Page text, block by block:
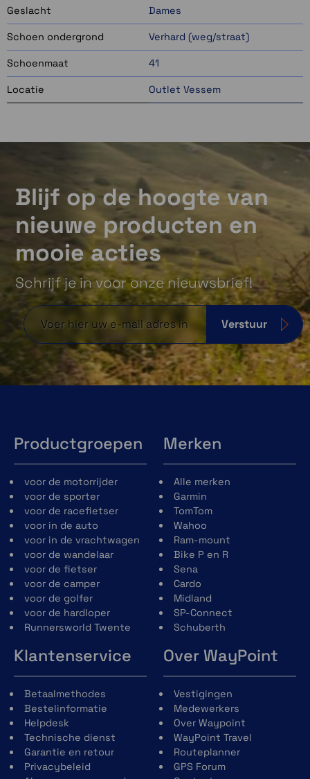
Geslacht Dames
Schoen ondergrond Verhard (weg/straat)
Schoenmaat 41
Locatie Outlet Vessem
Blijf op de hoogte van
nieuwe producten en
mooie acties
Schrijf je in voor onze nieuwsbrief!
Verstuur
Productgroepen
voor de motorrijder
voor de sporter
voor de racefietser
voor in de auto
voor in de vrachtwagen
voor de wandelaar
voor de fietser
voor de camper
voor de golfer
voor de hardloper
Runnersworld Twente
Merken
Alle merken
Garmin
TomTom
Wahoo
Ram-mount
Bike P en R
Sena
Cardo
Midland
SP-Connect
Schuberth
Klantenservice
Betaalmethodes
Bestelinformatie
Helpdesk
Technische dienst
Garantie en retour
Privacybeleid
Over WayPoint
Vestigingen
Medewerkers
Over Waypoint
WayPoint Travel
Routeplanner
GPS Forum